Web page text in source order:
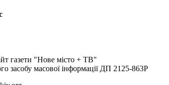
газети "Нове мiсто + ТВ"
засобу масової інформації ДП 2125-863Р